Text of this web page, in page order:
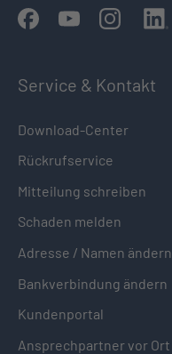
Service & Kontakt
Download-Center
Rückrufservice
Mitteilung schreiben
Schaden melden
Adresse / Namen ändern
Bankverbindung ändern
Kundenportal
Ansprechpartner vor Ort